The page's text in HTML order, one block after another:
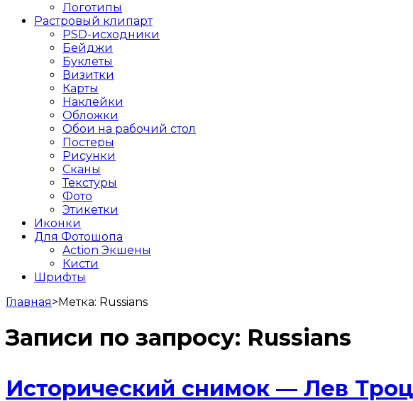
Логотипы
Растровый клипарт
PSD-исходники
Бейджи
Буклеты
Визитки
Карты
Наклейки
Обложки
Обои на рабочий стол
Постеры
Рисунки
Сканы
Текстуры
Фото
Этикетки
Иконки
Для Фотошопа
Action Экшены
Кисти
Шрифты
Главная>Метка: Russians
Записи по запросу: Russians
Исторический снимок — Лев